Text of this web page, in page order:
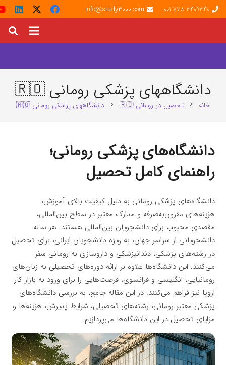
001-778-3409340
info@study3000.com
دانشگاههای پزشکی رومانی 🇷🇴
خانه chevron_right تحصیل در رومانی 🇷🇴 chevron_right دانشگاههای پزشکی رومانی 🇷🇴
دانشگاه‌های پزشکی رومانی؛
راهنمای کامل تحصیل
دانشگاه‌های پزشکی رومانی به دلیل کیفیت بالای آموزش،
هزینه‌های مقرون‌به‌صرفه و مدارک معتبر در سطح بین‌المللی،
مقصدی محبوب برای دانشجویان بین‌المللی هستند. هر ساله
دانشجویانی از سراسر جهان، به ویژه دانشجویان ایرانی، برای تحصیل
در رشته‌های پزشکی، دندانپزشکی و داروسازی به رومانی سفر
می‌کنند. این دانشگاه‌ها علاوه بر ارائه دوره‌های تحصیلی به زبان‌های
رومانیایی، انگلیسی و فرانسوی، فرصت‌هایی را برای ورود به بازار کار
اروپا نیز فراهم می‌کنند. در این مقاله جامع، به بررسی دانشگاه‌های
پزشکی معتبر رومانی، رشته‌های تحصیلی، شرایط پذیرش، هزینه‌ها و
مزایای تحصیل در این دانشگاه‌ها می‌پردازیم.